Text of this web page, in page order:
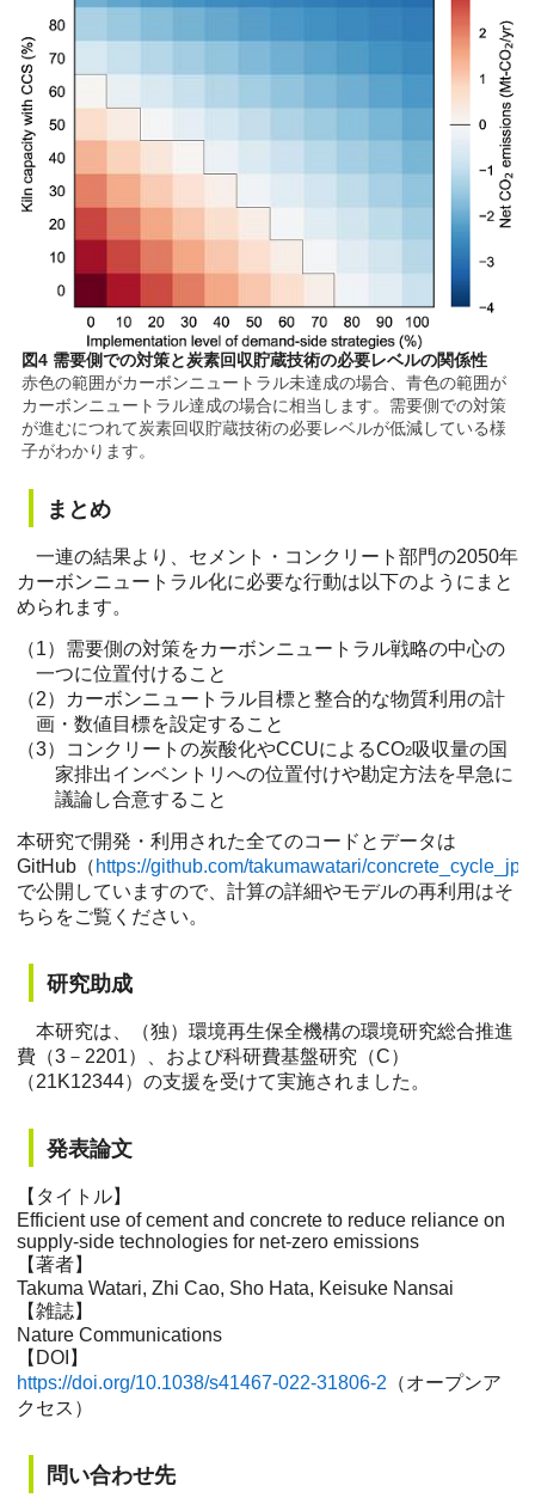
図4 需要側での対策と炭素回収貯蔵技術の必要レベルの関係性
赤色の範囲がカーボンニュートラル未達成の場合、青色の範囲が
カーボンニュートラル達成の場合に相当します。需要側での対策
が進むにつれて炭素回収貯蔵技術の必要レベルが低減している様
子がわかります。
まとめ
一連の結果より、セメント・コンクリート部門の2050年
カーボンニュートラル化に必要な行動は以下のようにまと
められます。
（1）需要側の対策をカーボンニュートラル戦略の中心の
一つに位置付けること
（2）カーボンニュートラル目標と整合的な物質利用の計
画・数値目標を設定すること
（3）コンクリートの炭酸化やCCUによるCO2吸収量の国
家排出インベントリへの位置付けや勘定方法を早急に
議論し合意すること
本研究で開発・利用された全てのコードとデータは
GitHub（ https://github.com/takumawatari/concrete_cycle_jp
で公開していますので、計算の詳細やモデルの再利用はそ
ちらをご覧ください。
研究助成
本研究は、（独）環境再生保全機構の環境研究総合推進
費（3－2201）、および科研費基盤研究（C）
（21K12344）の支援を受けて実施されました。
発表論文
【タイトル】
Efficient use of cement and concrete to reduce reliance on
supply-side technologies for net-zero emissions
【著者】
Takuma Watari, Zhi Cao, Sho Hata, Keisuke Nansai
【雑誌】
Nature Communications
【DOI】
https://doi.org/10.1038/s41467-022-31806-2 （オープンア
クセス）
問い合わせ先